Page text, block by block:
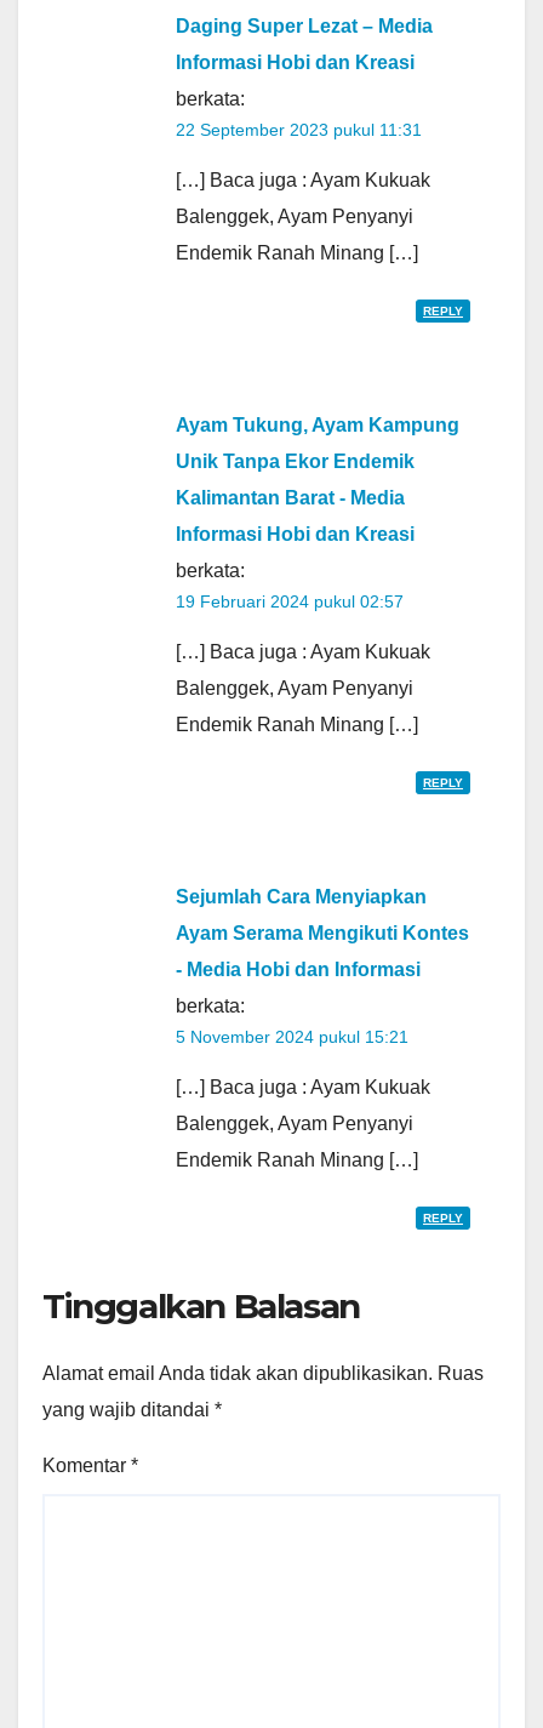
Daging Super Lezat – Media
Informasi Hobi dan Kreasi
berkata:
22 September 2023 pukul 11:31
[…] Baca juga : Ayam Kukuak
Balenggek, Ayam Penyanyi
Endemik Ranah Minang […]
REPLY
Ayam Tukung, Ayam Kampung
Unik Tanpa Ekor Endemik
Kalimantan Barat - Media
Informasi Hobi dan Kreasi
berkata:
19 Februari 2024 pukul 02:57
[…] Baca juga : Ayam Kukuak
Balenggek, Ayam Penyanyi
Endemik Ranah Minang […]
REPLY
Sejumlah Cara Menyiapkan
Ayam Serama Mengikuti Kontes
- Media Hobi dan Informasi
berkata:
5 November 2024 pukul 15:21
[…] Baca juga : Ayam Kukuak
Balenggek, Ayam Penyanyi
Endemik Ranah Minang […]
REPLY
Tinggalkan Balasan
Alamat email Anda tidak akan dipublikasikan. Ruas
yang wajib ditandai *
Komentar *